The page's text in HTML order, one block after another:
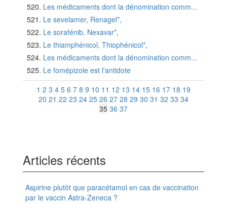
Les médicaments dont la dénomination comm...
Le sevelamer, Renagel*,
Le sorafénib, Nexavar*,
Le thiamphénicol, Thiophénicol*,
Les médicaments dont la dénomination comm...
Le fomépizole est l'antidote
1 2 3 4 5 6 7 8 9 10 11 12 13 14 15 16 17 18 19
20 21 22 23 24 25 26 27 28 29 30 31 32 33 34
35 36 37
Articles récents
Aspirine plutôt que paracétamol en cas de vaccination
par le vaccin Astra-Zeneca ?